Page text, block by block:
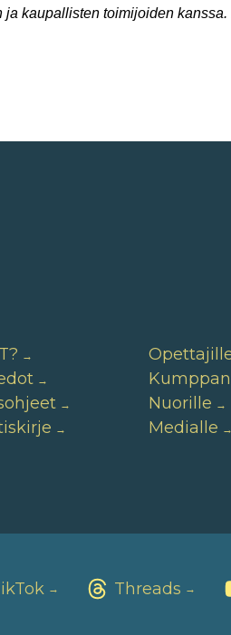
kaupallisten toimijoiden
Nuorille
Medialle
→ Threads →